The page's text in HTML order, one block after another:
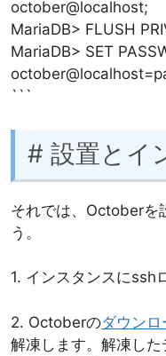
october@localhost;
MariaDB> FLUSH
MariaDB> SET
```
# 設置とイ
それでは、Octoberを
う。
1. インスタンスにssh
2. Octoberのダウン
解凍します。解凍し